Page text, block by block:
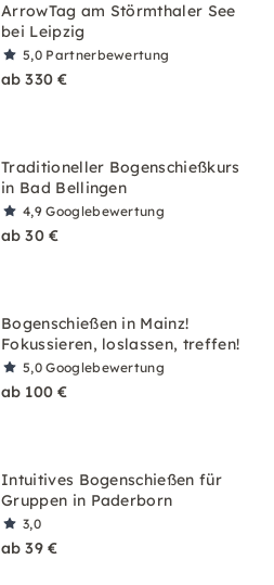
ArrowTag am Störmthaler See
bei Leipzig
5,0 Partnerbewertung
ab 330 €
Traditioneller Bogenschießkurs
in Bad Bellingen
4,9Googlebewertung
ab 30 €
Bogenschießen in Mainz!
Fokussieren, loslassen, treffen!
5,0Googlebewertung
ab 100 €
Intuitives Bogenschießen für
Gruppen in Paderborn
3,0
ab 39 €